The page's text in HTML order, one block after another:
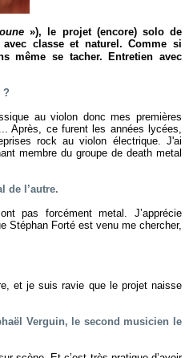
»), le projet (encore) solo de
classe et naturel. Comme si
même se tacher. Entretien avec
?
au violon donc mes premières
Après, ce furent les années lycées,
rock au violon électrique. J'ai
membre du groupe de death metal
de l’autre.
pas forcément metal. J’apprécie
Stéphan Forté est venu me chercher,
et je suis ravie que le projet naisse
Verguin, le second musicien le